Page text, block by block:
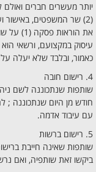
יותר מעשרים חברים
(2) שר המשפטים,
את
עיסוק במקצועם, ורשאי
כאמור, ובלבד שלא יעלה
4. רישום חובה
שותפות שנתכוננה לשם
חודש מן היום שנתכוננה ;
עם עיבוד אדמה.
5. רישום ברשות
שותפות שאינה חייבת
ביקשו זאת שותפיה, ואם